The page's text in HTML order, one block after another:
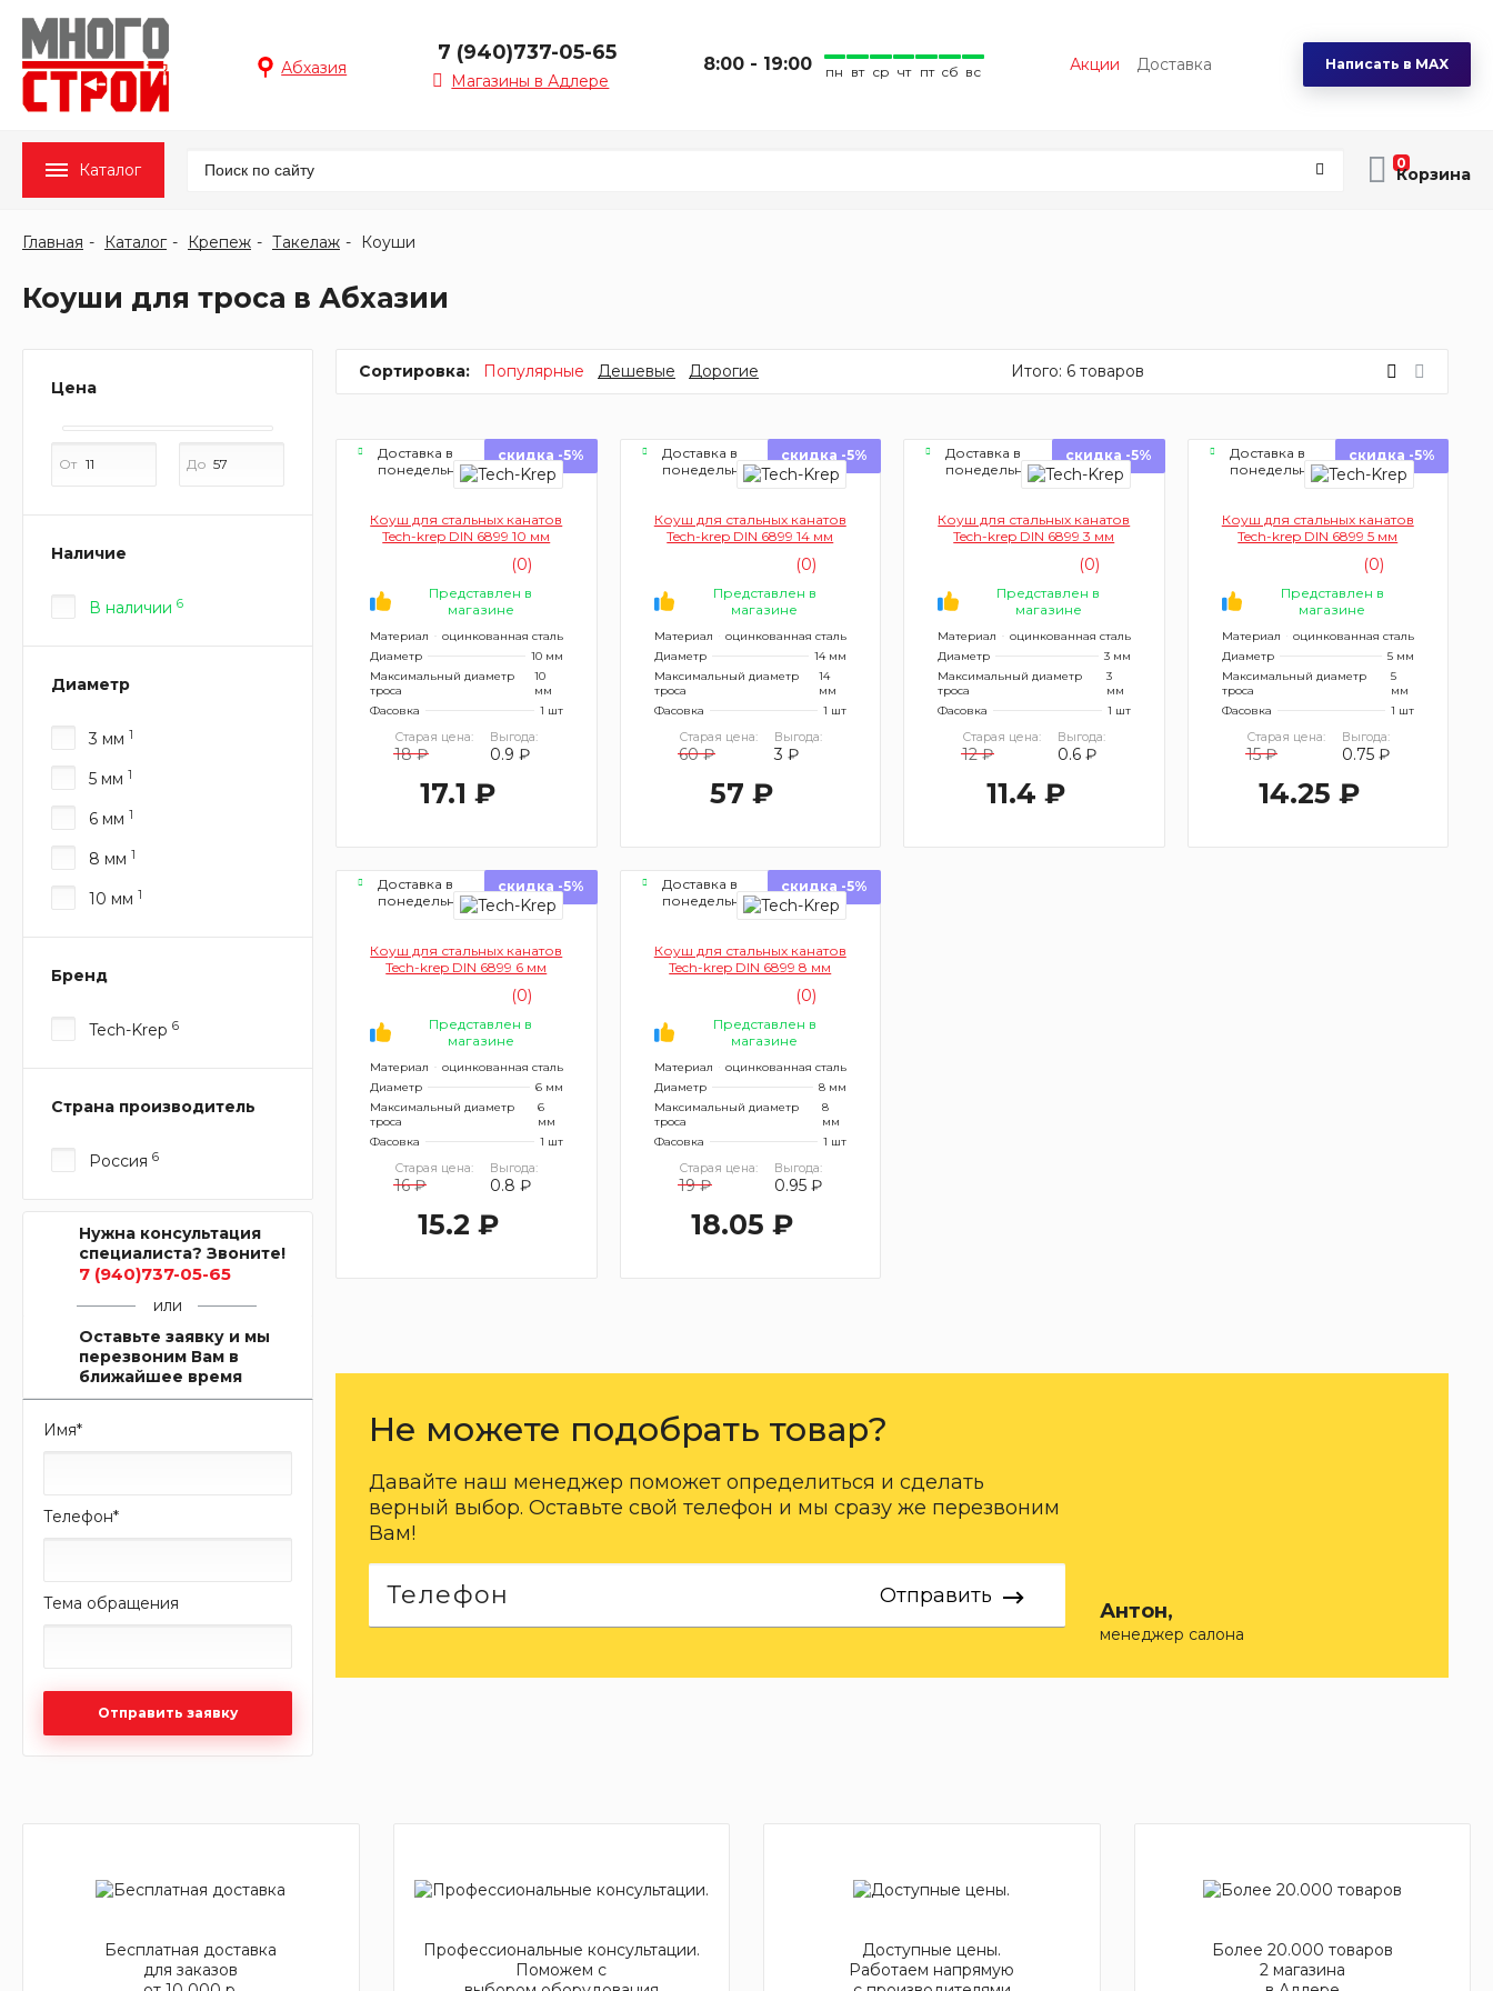
Абхазия
7 (940)737-05-65 Написать в MAX
Магазины в Адлере
8:00 - 19:00 пн вт ср чт пт сб вс Акции Доставка
Каталог 0
Главная Каталог Крепеж Такелаж Коуши
Коуши для троса в Абхазии
Цена
От До
Наличие
В наличии 6
Диаметр
3 мм 1
5 мм 1
6 мм 1
8 мм 1
10 мм 1
Бренд
Tech-Krep 6
Страна производитель
Россия 6
Нужна консультация
специалиста? Звоните!
7 (940)737-05-65
или
Оставьте заявку и мы
перезвоним Вам в
ближайшее время
Имя*
Телефон*
Тема обращения
Отправить заявку
Сортировка: Популярные Дешевые Дорогие Итого: 6 товаров
Доставка в
понедельник
скидка -5%
Коуш для стальных канатов
Tech-krep DIN 6899 10 мм
(0)
Представлен в
магазине
Материал
оцинкованная сталь
Диаметр
10 мм
Максимальный диаметр
троса
10
мм
Фасовка
1 шт
Старая цена:
18 ₽
Выгода:
0.9 ₽
17.1 ₽
Доставка в
понедельник
скидка -5%
Коуш для стальных канатов
Tech-krep DIN 6899 14 мм
(0)
Представлен в
магазине
Материал
оцинкованная сталь
Диаметр
14 мм
Максимальный диаметр
троса
14
мм
Фасовка
1 шт
Старая цена:
60 ₽
Выгода:
3 ₽
57 ₽
Доставка в
понедельник
скидка -5%
Коуш для стальных канатов
Tech-krep DIN 6899 3 мм
(0)
Представлен в
магазине
Материал
оцинкованная сталь
Диаметр
3 мм
Максимальный диаметр
троса
3
мм
Фасовка
1 шт
Старая цена:
12 ₽
Выгода:
0.6 ₽
11.4 ₽
Доставка в
понедельник
скидка -5%
Коуш для стальных канатов
Tech-krep DIN 6899 5 мм
(0)
Представлен в
магазине
Материал
оцинкованная сталь
Диаметр
5 мм
Максимальный диаметр
троса
5
мм
Фасовка
1 шт
Старая цена:
15 ₽
Выгода:
0.75 ₽
14.25 ₽
Доставка в
понедельник
скидка -5%
Коуш для стальных канатов
Tech-krep DIN 6899 6 мм
(0)
Представлен в
магазине
Материал
оцинкованная сталь
Диаметр
6 мм
Максимальный диаметр
троса
6
мм
Фасовка
1 шт
Старая цена:
16 ₽
Выгода:
0.8 ₽
15.2 ₽
Доставка в
понедельник
скидка -5%
Коуш для стальных канатов
Tech-krep DIN 6899 8 мм
(0)
Представлен в
магазине
Материал
оцинкованная сталь
Диаметр
8 мм
Максимальный диаметр
троса
8
мм
Фасовка
1 шт
Старая цена:
19 ₽
Выгода:
0.95 ₽
18.05 ₽
Не можете подобрать товар?
Давайте наш менеджер поможет определиться и сделать
верный выбор. Оставьте свой телефон и мы сразу же перезвоним
Вам!
Отправить
Антон,
менеджер салона
Бесплатная доставка
для заказов
Профессиональные консультации.
Поможем с
Доступные цены.
Работаем напрямую
Более 20.000 товаров
2 магазина